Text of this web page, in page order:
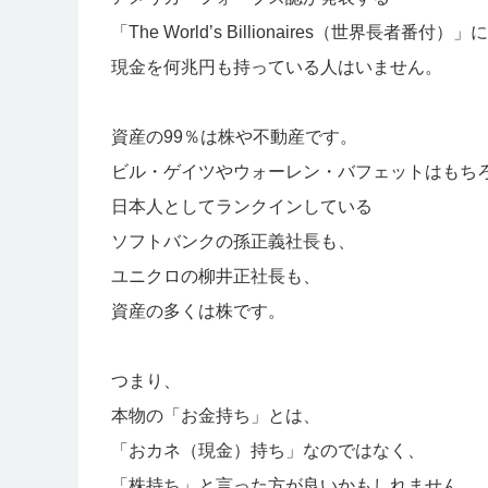
「The World’s Billionaires（世界長者番付）」
現金を何兆円も持っている人はいません。
資産の99％は株や不動産です。
ビル・ゲイツやウォーレン・バフェットはもち
日本人としてランクインしている
ソフトバンクの孫正義社長も、
ユニクロの柳井正社長も、
資産の多くは株です。
つまり、
本物の「お金持ち」とは、
「おカネ（現金）持ち」なのではなく、